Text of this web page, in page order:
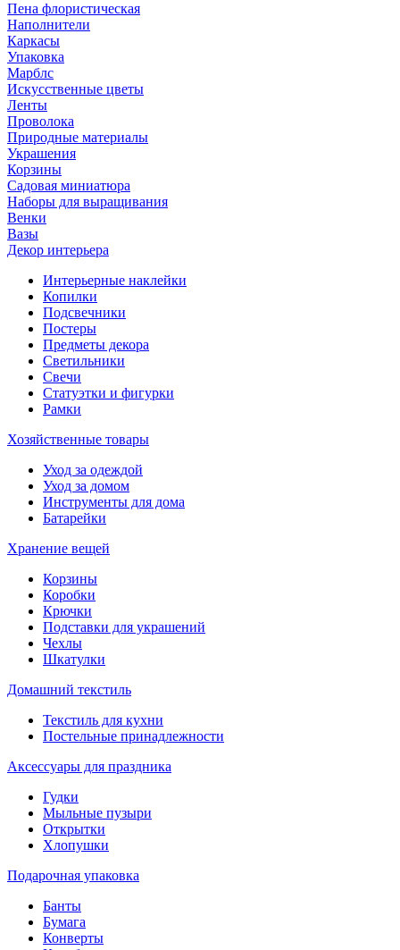
Пена флористическая
Наполнители
Каркасы
Упаковка
Марблс
Искусственные цветы
Ленты
Проволока
Природные материалы
Украшения
Корзины
Садовая миниатюра
Наборы для выращивания
Венки
Вазы
Декор интерьера
Интерьерные наклейки
Копилки
Подсвечники
Постеры
Предметы декора
Светильники
Свечи
Статуэтки и фигурки
Рамки
Хозяйственные товары
Уход за одеждой
Уход за домом
Инструменты для дома
Батарейки
Хранение вещей
Корзины
Коробки
Крючки
Подставки для украшений
Чехлы
Шкатулки
Домашний текстиль
Текстиль для кухни
Постельные принадлежности
Аксессуары для праздника
Гудки
Мыльные пузыри
Открытки
Хлопушки
Подарочная упаковка
Банты
Бумага
Конверты